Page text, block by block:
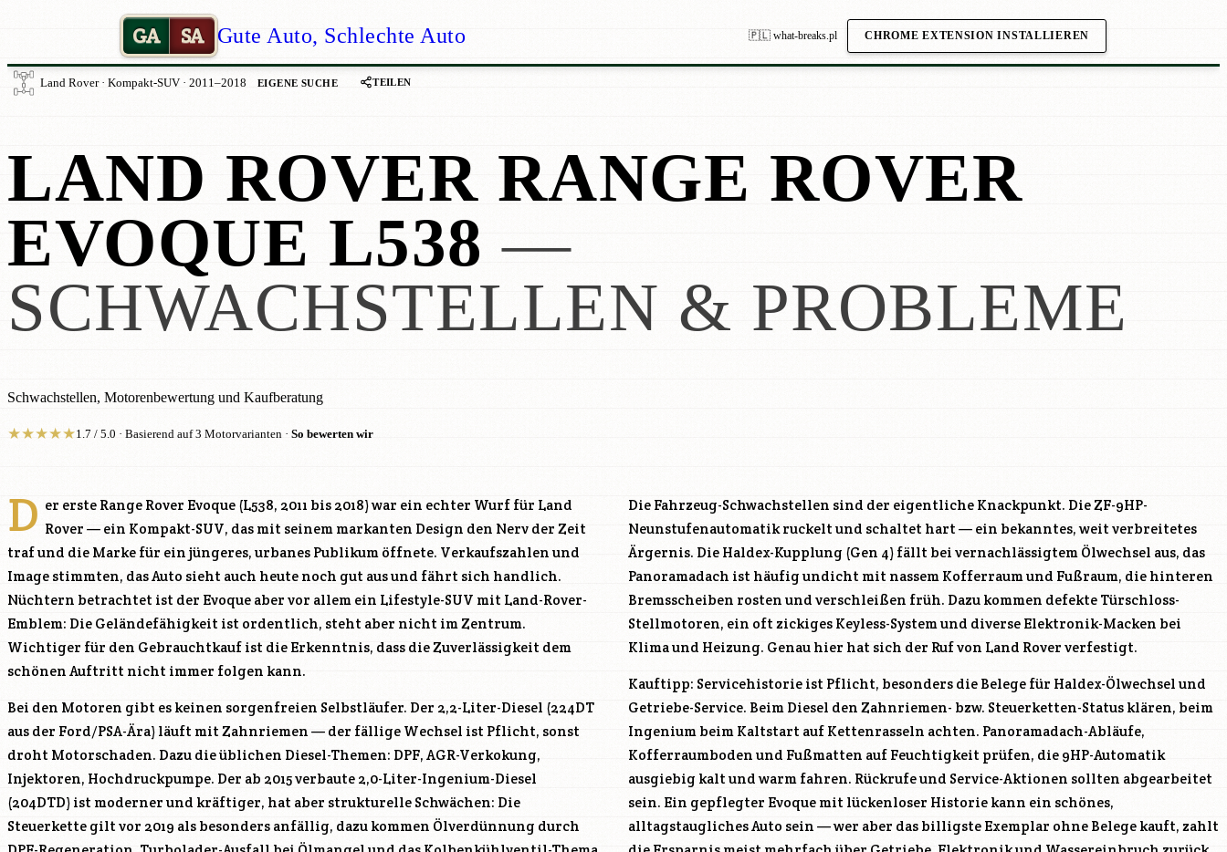
GA SA Gute Auto, Schlechte Auto 🇵🇱 what-breaks.pl CHROME EXTENSION INSTALLIEREN
Land Rover · Kompakt-SUV · 2011–2018 EIGENE SUCHE TEILEN
LAND ROVER RANGE ROVER
EVOQUE L538 —
SCHWACHSTELLEN & PROBLEME
Schwachstellen, Motorenbewertung und Kaufberatung
★★★★★1.7 / 5.0 · Basierend auf 3 Motorvarianten · So bewerten wir
D er erste Range Rover Evoque (L538, 2011 bis 2018) war ein echter Wurf für Land
Rover — ein Kompakt-SUV, das mit seinem markanten Design den Nerv der Zeit
traf und die Marke für ein jüngeres, urbanes Publikum öffnete. Verkaufszahlen und
Image stimmten, das Auto sieht auch heute noch gut aus und fährt sich handlich.
Nüchtern betrachtet ist der Evoque aber vor allem ein Lifestyle-SUV mit Land-Rover-
Emblem: Die Geländefähigkeit ist ordentlich, steht aber nicht im Zentrum.
Wichtiger für den Gebrauchtkauf ist die Erkenntnis, dass die Zuverlässigkeit dem
schönen Auftritt nicht immer folgen kann.
Bei den Motoren gibt es keinen sorgenfreien Selbstläufer. Der 2,2-Liter-Diesel (224DT
aus der Ford/PSA-Ära) läuft mit Zahnriemen — der fällige Wechsel ist Pflicht, sonst
droht Motorschaden. Dazu die üblichen Diesel-Themen: DPF, AGR-Verkokung,
Injektoren, Hochdruckpumpe. Der ab 2015 verbaute 2,0-Liter-Ingenium-Diesel
(204DTD) ist moderner und kräftiger, hat aber strukturelle Schwächen: Die
Steuerkette gilt vor 2019 als besonders anfällig, dazu kommen Ölverdünnung durch
Die Fahrzeug-Schwachstellen sind der eigentliche Knackpunkt. Die ZF-9HP-
Neunstufenautomatik ruckelt und schaltet hart — ein bekanntes, weit verbreitetes
Ärgernis. Die Haldex-Kupplung (Gen 4) fällt bei vernachlässigtem Ölwechsel aus, das
Panoramadach ist häufig undicht mit nassem Kofferraum und Fußraum, die hinteren
Bremsscheiben rosten und verschleißen früh. Dazu kommen defekte Türschloss-
Stellmotoren, ein oft zickiges Keyless-System und diverse Elektronik-Macken bei
Klima und Heizung. Genau hier hat sich der Ruf von Land Rover verfestigt.
Kauftipp: Servicehistorie ist Pflicht, besonders die Belege für Haldex-Ölwechsel und
Getriebe-Service. Beim Diesel den Zahnriemen- bzw. Steuerketten-Status klären, beim
Ingenium beim Kaltstart auf Kettenrasseln achten. Panoramadach-Abläufe,
Kofferraumboden und Fußmatten auf Feuchtigkeit prüfen, die 9HP-Automatik
ausgiebig kalt und warm fahren. Rückrufe und Service-Aktionen sollten abgearbeitet
sein. Ein gepflegter Evoque mit lückenloser Historie kann ein schönes,
alltagstaugliches Auto sein — wer aber das billigste Exemplar ohne Belege kauft, zahlt